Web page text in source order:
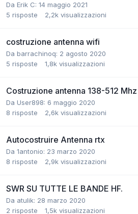
Da Erik C: 14 maggio 2021
5 risposte 2,2k visualizzazioni
costruzione antenna wifi
Da barrachinoq: 2 agosto 2020
5 risposte 1,8k visualizzazioni
Costruzione antenna 138-512 Mhz
Da User898: 6 maggio 2020
8 risposte 2,6k visualizzazioni
Autocostruire Antenna rtx
Da 1antonio: 23 marzo 2020
8 risposte 2,9k visualizzazioni
SWR SU TUTTE LE BANDE HF.
Da atulik: 28 marzo 2020
2 risposte 1,5k visualizzazioni